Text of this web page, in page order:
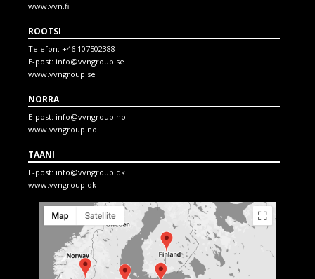
www.vvn.fi
ROOTSI
Telefon: +46 107502388
E-post: info@vvngroup.se
www.vvngroup.se
NORRA
E-post: info@vvngroup.no
www.vvngroup.no
TAANI
E-post: info@vvngroup.dk
www.vvngroup.dk